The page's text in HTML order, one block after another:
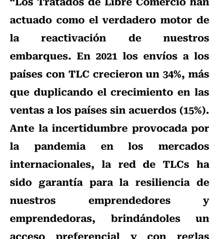
actuado como el verdadero motor de
la reactivación de nuestros
embarques. En 2021 los envíos a los
países con TLC crecieron un 34%, más
que duplicando el crecimiento en las
ventas a los países sin acuerdos (15%).
Ante la incertidumbre provocada por
la pandemia en los mercados
internacionales, la red de TLCs ha
sido garantía para la resiliencia de
nuestros emprendedores y
emprendedoras, brindándoles un
acceso preferencial y con reglas